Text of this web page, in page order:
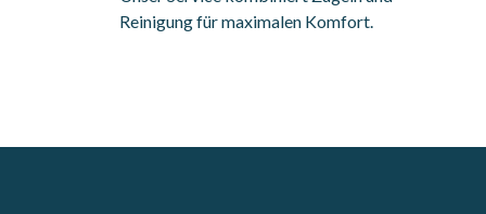
Reinigung für maximalen Komfort.